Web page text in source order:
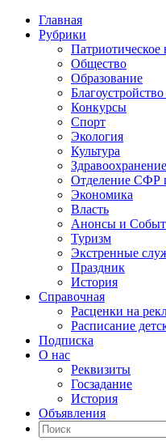
Главная
Рубрики
Патриотическое
Общество
Образование
Конкурсы
Спорт
Экология
Культура
Здравоохранение
Отделение СФР
Экономика
Власть
Анонсы и
Туризм
Экстренные
Праздник
История
Справочная
Расценки на
Расписание
Подписка
О нас
Реквизиты
Госзадание
История
Объявления
Поиск
Искать: